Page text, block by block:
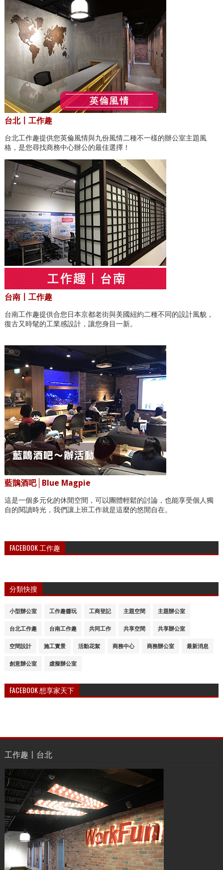
台北〡工作趣
台北工作趣提供您英倫風情與九份風情二種不一樣的辦公室主題風
格，是您尋找商務中心辦公的最佳選擇！
台南〡工作趣
台南工作趣提供合您日本京都老街與美國紐約二種不同的設計風貌，
復古又時髦的工業感設計，讓您身目一新。
藍鵲酒吧│Blue Magpie
這是一個多元化的休閒空間，可以團體輕鬆的討論，也能享受個人獨
自的閱讀時光，我們讓上班工作就是這麼的悠閒自在。
FACEBOOK 工作趣
分類快搜
小型辦公室 工作趣醬玩 工商登記 主題空間 主題辦公室
台北工作趣 台南工作趣 共同工作 共享空間 共享辦公室
空間設計 施工實景 活動花絮 商務中心 商務辦公室 最新消息
創意辦公室 虛擬辦公室
FACEBOOK 想享家天下
工作趣〡台北